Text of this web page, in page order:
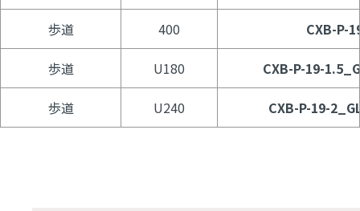
歩道 400 CXB-P-
歩道 U180 CXB-P-19-
歩道 U240 CXB-P-19-